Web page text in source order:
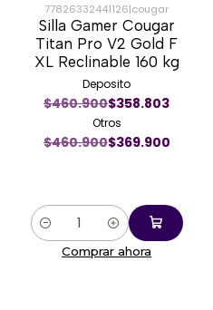
-20%
77826332441126|cougar
Silla Gamer Cougar
Titan Pro V2 Gold F
XL Reclinable 160 kg
Deposito
$460.900$358.803
Otros
$460.900$369.900
Cantidad
Comprar ahora